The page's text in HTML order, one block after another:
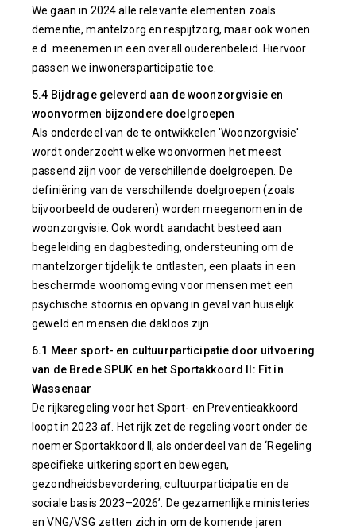
We gaan in 2024 alle relevante elementen zoals
dementie, mantelzorg en respijtzorg, maar ook wonen
e.d. meenemen in een overall ouderenbeleid. Hiervoor
passen we inwonersparticipatie toe.
5.4 Bijdrage geleverd aan de woonzorgvisie en
woonvormen bijzondere doelgroepen
Als onderdeel van de te ontwikkelen 'Woonzorgvisie'
wordt onderzocht welke woonvormen het meest
passend zijn voor de verschillende doelgroepen. De
definiëring van de verschillende doelgroepen (zoals
bijvoorbeeld de ouderen) worden meegenomen in de
woonzorgvisie. Ook wordt aandacht besteed aan
begeleiding en dagbesteding, ondersteuning om de
mantelzorger tijdelijk te ontlasten, een plaats in een
beschermde woonomgeving voor mensen met een
psychische stoornis en opvang in geval van huiselijk
geweld en mensen die dakloos zijn.
6.1 Meer sport- en cultuurparticipatie door uitvoering
van de Brede SPUK en het Sportakkoord II: Fit in
Wassenaar
De rijksregeling voor het Sport- en Preventieakkoord
loopt in 2023 af. Het rijk zet de regeling voort onder de
noemer Sportakkoord II, als onderdeel van de ‘Regeling
specifieke uitkering sport en bewegen,
gezondheidsbevordering, cultuurparticipatie en de
sociale basis 2023–2026’. De gezamenlijke ministeries
en VNG/VSG zetten zich in om de komende jaren